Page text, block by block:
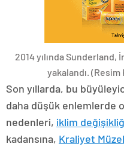
2014 yılında
yakalandı. (Resim
Son yıllarda, bu
daha düşük enlemlerde
nedenleri, iklim
kadansına, Kraliyet